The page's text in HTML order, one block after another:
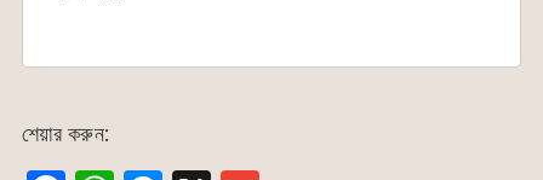
শেয়ার করুন: